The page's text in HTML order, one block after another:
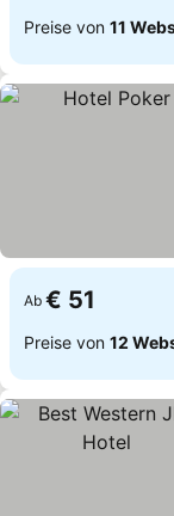
Preise von 11
Ab € 51
Preise von 12